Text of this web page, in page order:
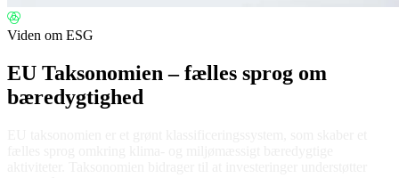
Viden om ESG
EU Taksonomien – fælles sprog om
bæredygtighed